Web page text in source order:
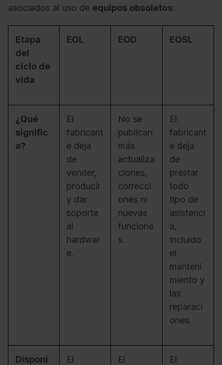
asociados al uso de equipos obsoletos.
Etapa
del
ciclo de
vida
EOL EOD EOSL
¿Qué
signific
a?
El
fabricant
e deja
de
vender,
producir
y dar
soporte
al
hardwar
e.
No se
publican
más
actualiza
ciones,
correcci
ones ni
nuevas
funcione
s.
El
fabricant
e deja
de
prestar
todo
tipo de
asistenci
a,
incluido
el
manteni
miento y
las
reparaci
ones.
Disponi El El El